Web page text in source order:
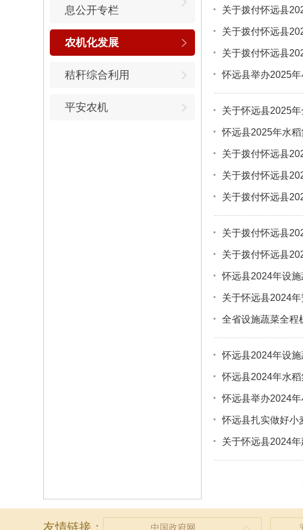
息公开专栏
农机化发展
秸秆综合利用
平安农机
关于拨付怀远县
关于拨付怀远县
关于拨付怀远县
怀远县举办2025
关于怀远县2025
怀远县2025年水
关于拨付怀远县
关于拨付怀远县
关于拨付怀远县
怀远县2024年设
关于怀远县2024
全省设施蔬菜全程
怀远县2024年设
怀远县2024年水
怀远县举办2024
怀远县扎实做好小
关于怀远县2024
友情链接： 中国政府网